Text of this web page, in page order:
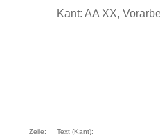
Kant: AA XX,
Zeile: Text (Kant):